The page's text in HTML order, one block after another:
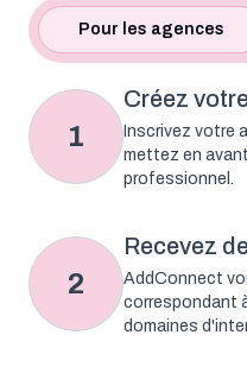
Pour les agences
1
Créez
Inscrivez votre
mettez en
professionnel.
2
Recevez
AddConnect
correspondant
domaines